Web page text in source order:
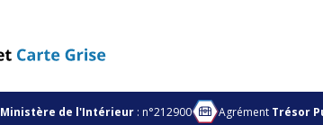
Ministère de l'Intérieur : n°212900 Agrément Trésor